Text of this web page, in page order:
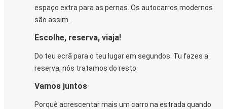
espaço extra para as pernas. Os autocarros modernos
são assim.
Escolhe, reserva, viaja!
Do teu ecrã para o teu lugar em segundos. Tu fazes a
reserva, nós tratamos do resto.
Vamos juntos
Porquê acrescentar mais um carro na estrada quando